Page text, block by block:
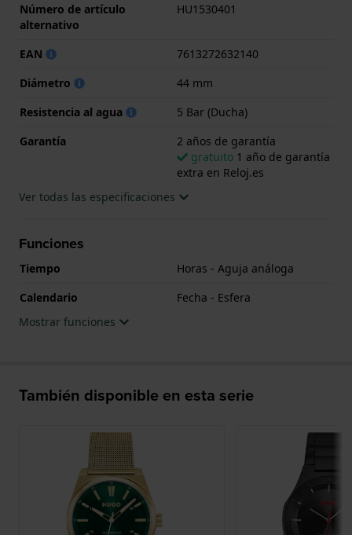
Número de artículo
alternativo
HU1530401
EAN
7613272632140
Diámetro
44 mm
Resistencia al agua
5 Bar (Ducha)
Garantía
2 años de garantía
gratuito 1 año de garantía
extra en Reloj.es
Ver todas las especificaciones
Funciones
Tiempo
Horas - Aguja análoga
Calendario
Fecha - Esfera
Mostrar funciones
También disponible en esta serie